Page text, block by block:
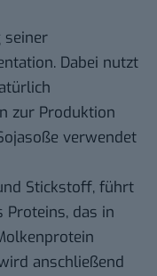
seiner
Dabei nutzt
zur Produktion
verwendet
Stickstoff, führt
Proteins, das in
anschließend